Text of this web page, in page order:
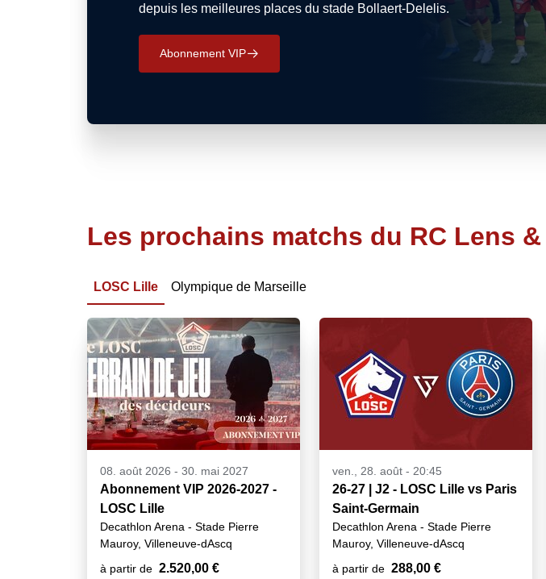
depuis les meilleures places du stade Bollaert-Delelis.
Abonnement VIP􀄫
Les prochains matchs du RC Lens
LOSC Lille Olympique de Marseille
08. août 2026 - 30. mai 2027
Abonnement VIP 2026-2027 -
LOSC Lille
Decathlon Arena - Stade Pierre
Mauroy, Villeneuve-dAscq
à partir de 2.520,00 €
ven., 28. août - 20:45
26-27 | J2 - LOSC Lille vs Paris
Saint-Germain
Decathlon Arena - Stade Pierre
Mauroy, Villeneuve-dAscq
à partir de 288,00 €